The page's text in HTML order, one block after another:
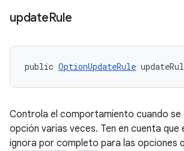
updateRule
public OptionUpdateRule
Controla el comportamiento cuando se
opción varias veces. Ten en cuenta que
ignora por completo para las opciones